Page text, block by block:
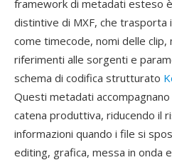
framework di metadati esteso
distintive di MXF, che trasporta
come timecode, nomi delle
riferimenti alle sorgenti e
schema di codifica strutturato
Questi metadati
catena produttiva, riducendo il
informazioni quando i file si
editing, grafica, messa in onda